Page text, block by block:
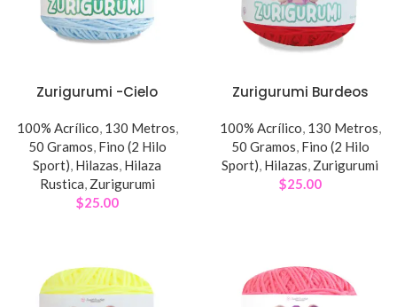
Zurigurumi -Cielo
100% Acrílico, 130 Metros,
50 Gramos, Fino (2 Hilo
Sport), Hilazas, Hilaza
Rustica, Zurigurumi
$25.00
Zurigurumi Burdeos
100% Acrílico, 130 Metros,
50 Gramos, Fino (2 Hilo
Sport), Hilazas, Zurigurumi
$25.00